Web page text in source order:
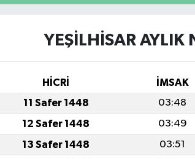
YEŞİLHİSAR AYLIK
HİCRİ İMSAK
11 Safer 1448 03:48
12 Safer 1448 03:49
13 Safer 1448 03:51